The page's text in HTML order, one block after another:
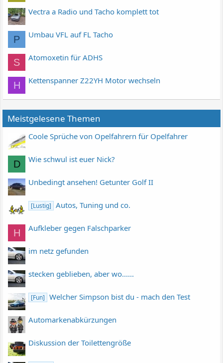
Vectra a Radio und Tacho komplett tot
P Umbau VFL auf FL Tacho
S Atomoxetin für ADHS
H Kettenspanner Z22YH Motor wechseln
Meistgelesene Themen
Coole Sprüche von Opelfahrern für Opelfahrer
D Wie schwul ist euer Nick?
Unbedingt ansehen! Getunter Golf II
[Lustig] Autos, Tuning und co.
H Aufkleber gegen Falschparker
im netz gefunden
stecken geblieben, aber wo......
[Fun] Welcher Simpson bist du - mach den Test
Automarkenabkürzungen
Diskussion der Toilettengröße